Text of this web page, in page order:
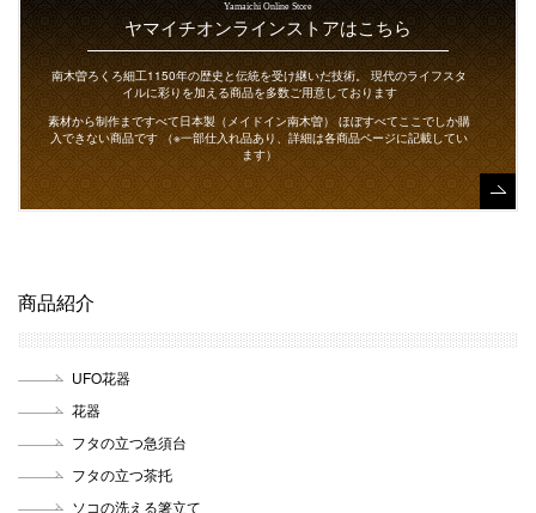
Yamaichi Online Store
ヤマイチオンラインストアはこちら
南木曽ろくろ細工1150年の歴史と伝統を受け継いだ技術。
現代のライフスタ
イルに彩りを加える商品を多数ご用意しております
素材から制作まですべて日本製（メイドイン南木曽）
ほぼすべてここでしか購
入できない商品です （※一部仕入れ品あり、詳細は各商品ページに記載してい
ます）
商品紹介
UFO花器
花器
フタの立つ急須台
フタの立つ茶托
ソコの洗える箸立て